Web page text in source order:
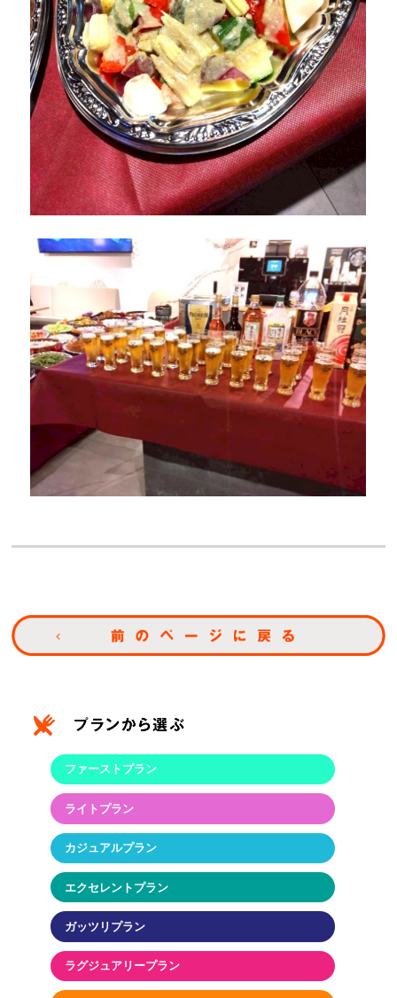
ファーストプラン
ライトプラン
カジュアルプラン
エクセレントプラン
ガッツリプラン
ラグジュアリープラン